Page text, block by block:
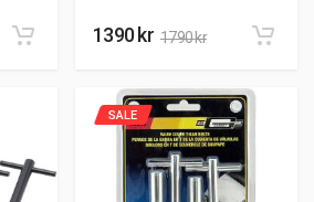
1390kr 1790kr
SALE